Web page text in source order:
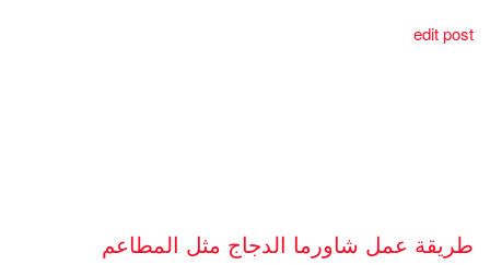
edit post
طريقة عمل شاورما الدجاج مثل المطاعم